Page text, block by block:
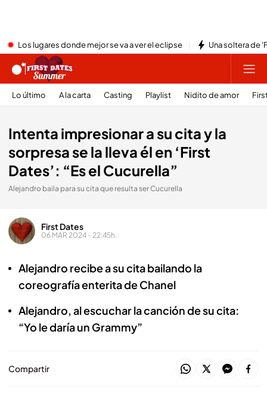
Los lugares donde mejor se va a ver el eclipse Una soltera de
Lo último A la carta Casting Playlist Nidito de amor
Intenta impresionar a su cita y la
sorpresa se la lleva él en ‘First
Dates’: “Es el Cucurella”
Alejandro baila para su cita que resulta ser Cucurella
First Dates
06 MAR 2024 - 22:45h.
Alejandro recibe a su cita bailando la
coreografía enterita de Chanel
Alejandro, al escuchar la canción de su cita:
“Yo le daría un Grammy”
Compartir